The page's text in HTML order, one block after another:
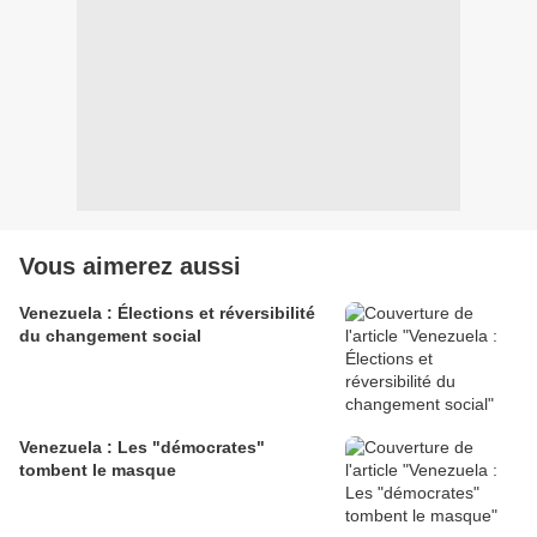
Vous aimerez aussi
Venezuela : Élections et réversibilité
du changement social
Venezuela : Les "démocrates"
tombent le masque